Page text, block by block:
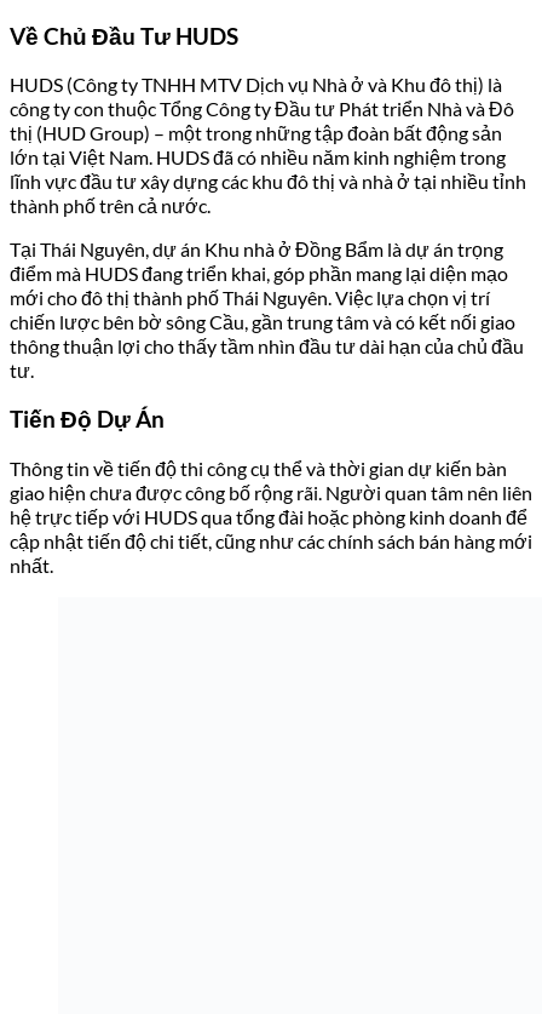
Về Chủ Đầu Tư HUDS
HUDS (Công ty TNHH MTV Dịch vụ Nhà ở và Khu đô thị) là
công ty con thuộc Tổng Công ty Đầu tư Phát triển Nhà và Đô
thị (HUD Group) – một trong những tập đoàn bất động sản
lớn tại Việt Nam. HUDS đã có nhiều năm kinh nghiệm trong
lĩnh vực đầu tư xây dựng các khu đô thị và nhà ở tại nhiều tỉnh
thành phố trên cả nước.
Tại Thái Nguyên, dự án Khu nhà ở Đồng Bẩm là dự án trọng
điểm mà HUDS đang triển khai, góp phần mang lại diện mạo
mới cho đô thị thành phố Thái Nguyên. Việc lựa chọn vị trí
chiến lược bên bờ sông Cầu, gần trung tâm và có kết nối giao
thông thuận lợi cho thấy tầm nhìn đầu tư dài hạn của chủ đầu
tư.
Tiến Độ Dự Án
Thông tin về tiến độ thi công cụ thể và thời gian dự kiến bàn
giao hiện chưa được công bố rộng rãi. Người quan tâm nên liên
hệ trực tiếp với HUDS qua tổng đài hoặc phòng kinh doanh để
cập nhật tiến độ chi tiết, cũng như các chính sách bán hàng mới
nhất.